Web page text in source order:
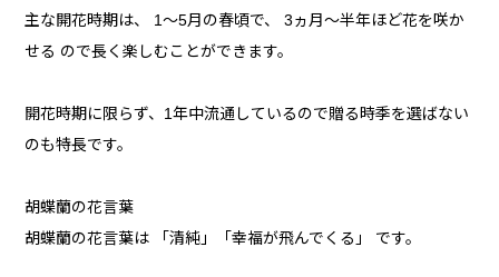
主な開花時期は、 1〜5月の春頃で、 3ヵ月〜半年ほど花を咲か
せる ので長く楽しむことができます。
開花時期に限らず、1年中流通しているので贈る時季を選ばない
のも特長です。
胡蝶蘭の花言葉
胡蝶蘭の花言葉は 「清純」「幸福が飛んでくる」 です。